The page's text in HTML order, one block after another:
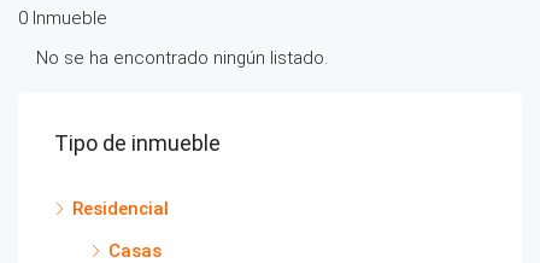
0 Inmueble
No se ha encontrado ningún listado.
Tipo de inmueble
Residencial
Casas